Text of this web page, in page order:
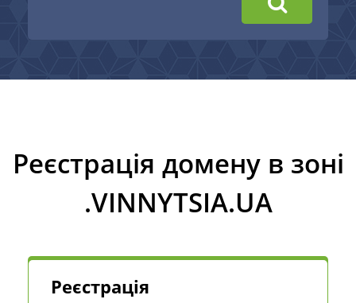
Реєстрація домену в зоні
.VINNYTSIA.UA
Реєстрація